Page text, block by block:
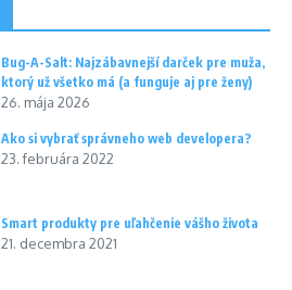
Bug-A-Salt: Najzábavnejší darček pre muža,
ktorý už všetko má (a funguje aj pre ženy)
26. mája 2026
Ako si vybrať správneho web developera?
23. februára 2022
Smart produkty pre uľahčenie vášho života
21. decembra 2021